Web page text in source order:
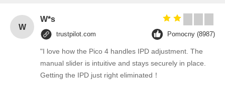
W
W*s
trustpilot.com Pomocny (8987)
"I love how the Pico 4 handles IPD adjustment. The
manual slider is intuitive and stays securely in place.
Getting the IPD just right eliminated！